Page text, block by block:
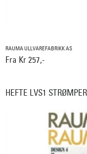
RAUMA ULLVAREFABRIKK AS
Fra Kr 257,-
HEFTE LVS1